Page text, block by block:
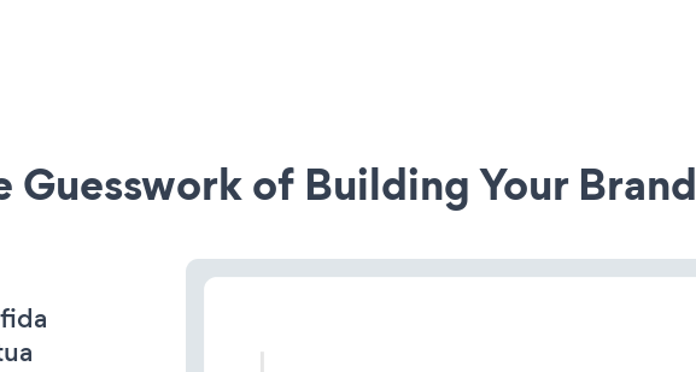
Guesswork of Building Your Brand